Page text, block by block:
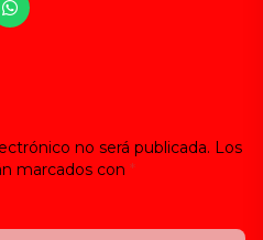
no será publicada. Los
marcados con *